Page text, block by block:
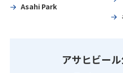
Asahi Park
アサヒビー